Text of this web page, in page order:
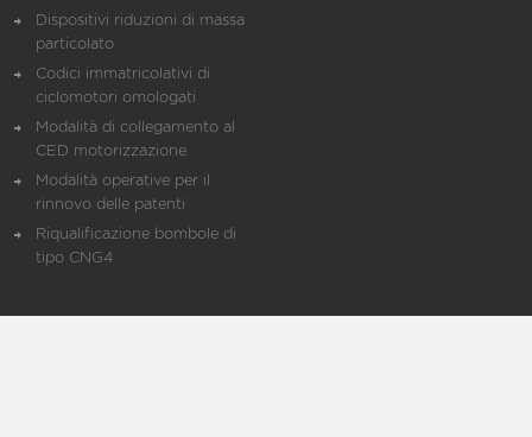
Dispositivi riduzioni di massa
particolato
Codici immatricolativi di
ciclomotori omologati
Modalità di collegamento al
CED motorizzazione
Modalità operative per il
rinnovo delle patenti
Riqualificazione bombole di
tipo CNG4